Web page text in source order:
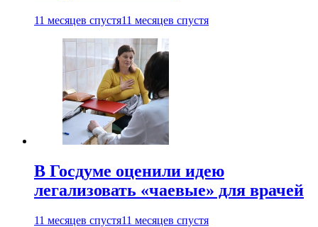
11 месяцев спустя11 месяцев спустя
В Госдуме оценили идею
легализовать «чаевые» для врачей
11 месяцев спустя11 месяцев спустя